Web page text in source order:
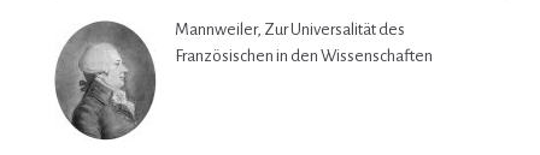
Mannweiler, Zur Universalität des
Französischen in den Wissenschaften